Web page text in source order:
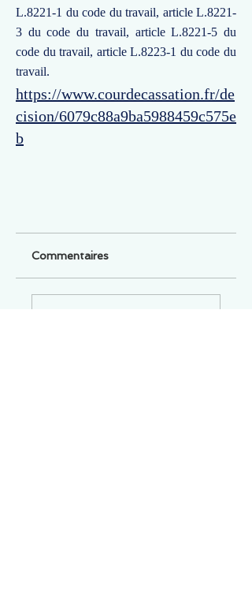
L.8221-1 du code du travail, article L.8221-
3 du code du travail, article L.8221-5 du
code du travail, article L.8223-1 du code du
travail.
https://www.courdecassation.fr/de
cision/6079c88a9ba5988459c575e
b
Commentaires